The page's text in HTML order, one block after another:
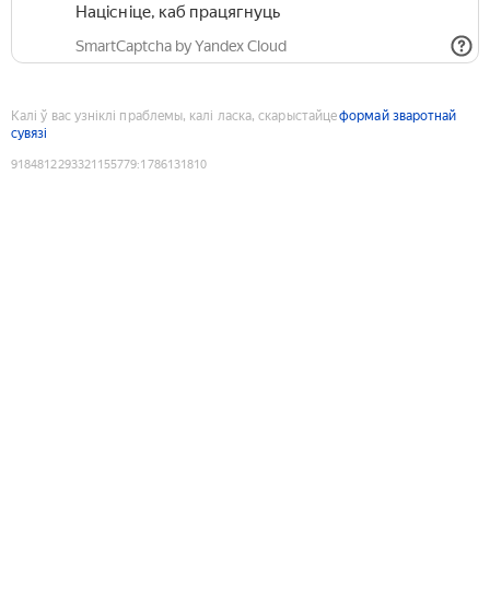
Націсніце, каб працягнуць
SmartCaptcha by Yandex Cloud
Калі ў вас узніклі праблемы, калі ласка, скарыстайцеформай зваротнай
сувязі
9184812293321155779:1786131810